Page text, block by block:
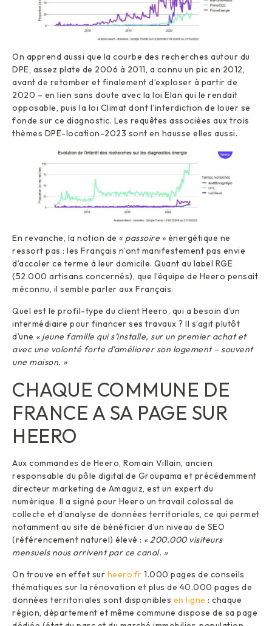
On apprend aussi que la courbe des recherches autour du
DPE, assez plate de 2006 à 2011, a connu un pic en 2012,
avant de retomber et finalement d’exploser à partir de
2020 – en lien sans doute avec la loi Elan qui le rendait
opposable, puis la loi Climat dont l’interdiction de louer se
fonde sur ce diagnostic. Les requêtes associées aux trois
thèmes DPE-location-2023 sont en hausse elles aussi.
En revanche, la notion de « passoire » énergétique ne
ressort pas : les Français n’ont manifestement pas envie
d’accoler ce terme à leur domicile. Quant au label RGE
(52.000 artisans concernés), que l’équipe de Heero pensait
méconnu, il semble parler aux Français.
Quel est le profil-type du client Heero, qui a besoin d’un
intermédiaire pour financer ses travaux ? Il s’agit plutôt
d’une « jeune famille qui s’installe, sur un premier achat et
avec une volonté forte d’améliorer son logement – souvent
une maison. »
CHAQUE COMMUNE DE
FRANCE A SA PAGE SUR
HEERO
Aux commandes de Heero, Romain Villain, ancien
responsable du pôle digital de Groupama et précédemment
directeur marketing de Amaguiz, est un expert du
numérique. Il a signé pour Heero un travail colossal de
collecte et d’analyse de données territoriales, ce qui permet
notamment au site de bénéficier d’un niveau de SEO
(référencement naturel) élevé : « 200.000 visiteurs
mensuels nous arrivent par ce canal. »
On trouve en effet sur heero.fr 1.000 pages de conseils
thématiques sur la rénovation et plus de 40.000 pages de
données territoriales sont disponibles en ligne : chaque
région, département et même commune dispose de sa page